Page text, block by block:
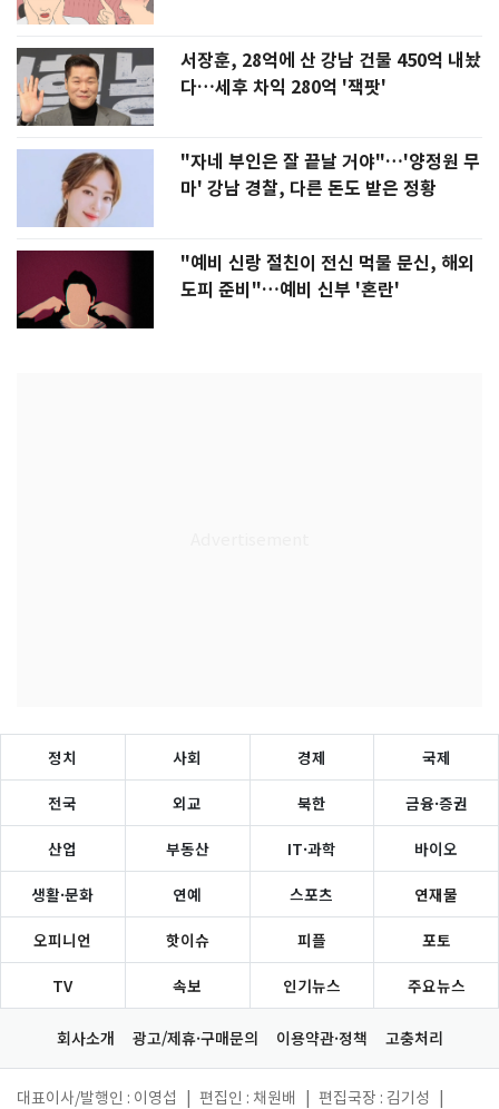
서장훈, 28억에 산 강남 건물 450억 내놨
다…세후 차익 280억 '잭팟'
"자네 부인은 잘 끝날 거야"…'양정원 무
마' 강남 경찰, 다른 돈도 받은 정황
"예비 신랑 절친이 전신 먹물 문신, 해외
도피 준비"…예비 신부 '혼란'
정치 사회 경제 국제
전국 외교 북한 금융·증권
산업 부동산 IT·과학 바이오
생활·문화 연예 스포츠 연재물
오피니언 핫이슈 피플 포토
TV 속보 인기뉴스 주요뉴스
회사소개 광고/제휴·구매문의 이용약관·정책 고충처리
대표이사/발행인 : 이영섭 편집인 : 채원배 편집국장 : 김기성